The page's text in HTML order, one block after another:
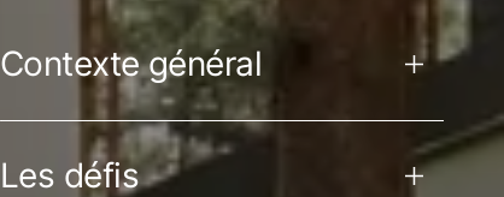
Contexte général
Les défis